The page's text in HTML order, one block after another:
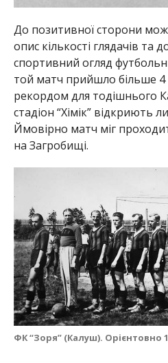
До позитивної сторони
опис кількості глядачів та
спортивний огляд
той матч прийшло більше 4
рекордом для тодішнього
стадіон “Хімік” відкриють
Ймовірно матч міг
на Загробищі.
ФК “Зоря” (Калуш). Орієнтовно